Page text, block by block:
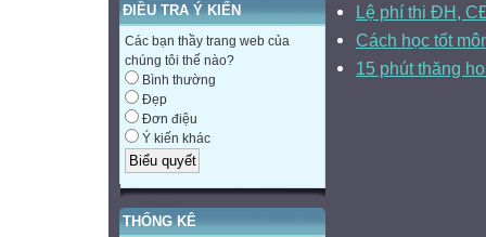
ĐIỀU TRA Ý KIẾN
Các bạn thầy trang web của
chúng tôi thế nào?
Bình thường
Đẹp
Đơn điệu
Ý kiến khác
THỐNG KÊ
Lệ phí thi ĐH,
Cách học tốt
15 phút thăng